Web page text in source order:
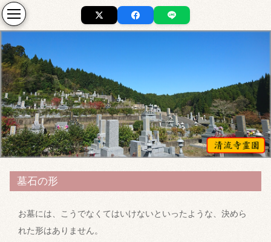
墓石の形
お墓には、こうでなくてはいけないといったような、決めら
れた形はありません。